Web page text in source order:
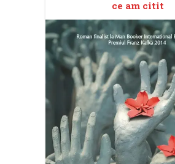
ce am citit